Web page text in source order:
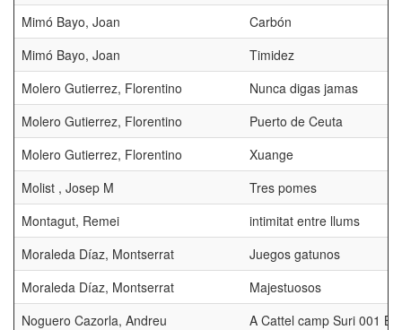
Mimó Bayo, Joan
Carbón
Mimó Bayo, Joan
Timidez
Molero Gutierrez, Florentino
Nunca digas jamas
Molero Gutierrez, Florentino
Puerto de Ceuta
Molero Gutierrez, Florentino
Xuange
Molist , Josep M
Tres pomes
Montagut, Remei
intimitat entre llums
Moraleda Díaz, Montserrat
Juegos gatunos
Moraleda Díaz, Montserrat
Majestuosos
Noguero Cazorla, Andreu
A Cattel camp Suri 001 BN